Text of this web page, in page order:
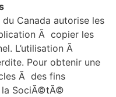
Canada autorise les
Ã copier les
L’utilisation Ã
Pour obtenir une
Ã des fins
la SociÃ©tÃ©